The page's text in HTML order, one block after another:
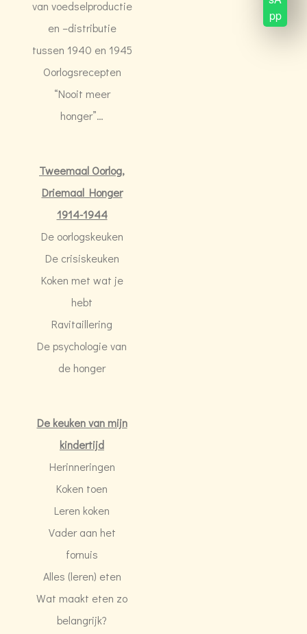
van voedselproductie
en –distributie
tussen 1940 en 1945
Oorlogsrecepten
“Nooit meer
honger”…
Tweemaal Oorlog,
Driemaal Honger
1914-1944
De oorlogskeuken
De crisiskeuken
Koken met wat je
hebt
Ravitaillering
De psychologie van
de honger
De keuken van mijn
kindertijd
Herinneringen
Koken toen
Leren koken
Vader aan het
fornuis
Alles (leren) eten
Wat maakt eten zo
belangrijk?
pp